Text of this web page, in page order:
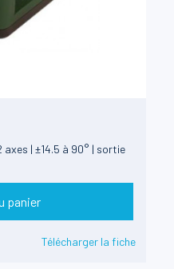
axes | ±14.5 à 90° | sortie
panier
Télécharger la fiche